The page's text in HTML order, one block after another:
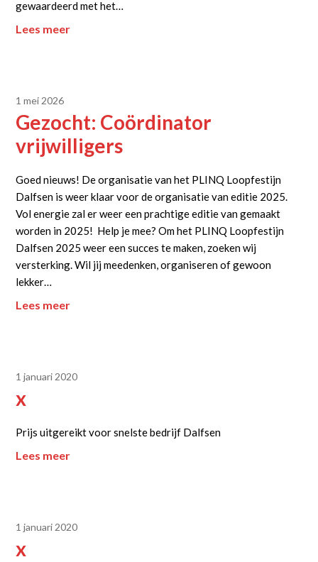
gewaardeerd met het…
Lees meer
1 mei 2026
Gezocht: Coördinator
vrijwilligers
Goed nieuws! De organisatie van het PLINQ Loopfestijn
Dalfsen is weer klaar voor de organisatie van editie 2025.
Vol energie zal er weer een prachtige editie van gemaakt
worden in 2025! Help je mee? Om het PLINQ Loopfestijn
Dalfsen 2025 weer een succes te maken, zoeken wij
versterking. Wil jij meedenken, organiseren of gewoon
lekker…
Lees meer
1 januari 2020
x
Prijs uitgereikt voor snelste bedrijf Dalfsen
Lees meer
1 januari 2020
x